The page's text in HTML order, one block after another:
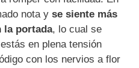
nota y se siente más
la portada, lo cual se
en plena tensión
con los nervios a flor